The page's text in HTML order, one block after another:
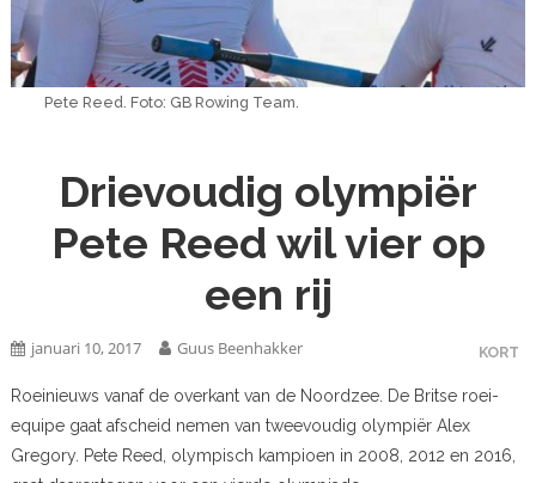
Pete Reed. Foto: GB Rowing Team.
Drievoudig olympiër
Pete Reed wil vier op
een rij
KORT
januari 10, 2017 Guus Beenhakker
Roeinieuws vanaf de overkant van de Noordzee. De Britse roei-
equipe gaat afscheid nemen van tweevoudig olympiër Alex
Gregory. Pete Reed, olympisch kampioen in 2008, 2012 en 2016,